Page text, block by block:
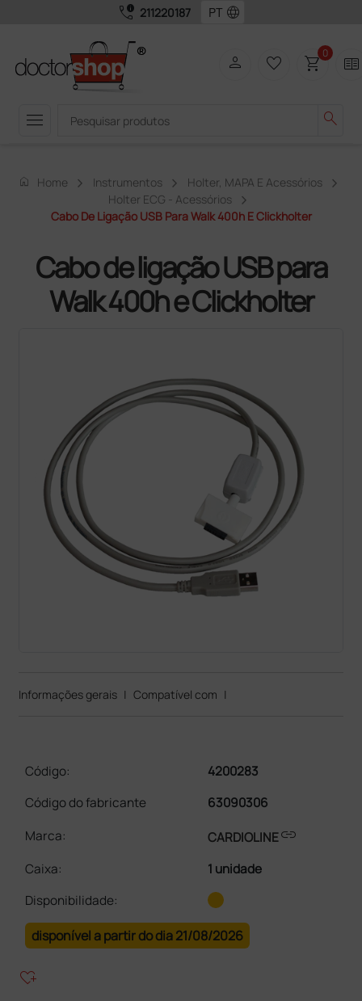
call_quality 211220187 language
menu search
person favorite_border shopping_cart0 two_pager
home Home Instrumentos
Holter, MAPA E Acessórios
Holter ECG - Acessórios
Cabo De Ligação USB Para Walk 400h E Clickholter
Cabo de ligação USB para
Walk 400h e Clickholter
Informações gerais | Compatível com |
Código:
4200283
Código do fabricante
63090306
Marca:
CARDIOLINElink
Caixa:
1 unidade
Disponibilidade:
disponível a partir do dia 21/08/2026
heart_plus